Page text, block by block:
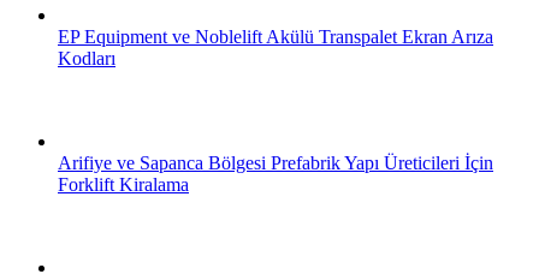
EP Equipment ve Noblelift Akülü Transpalet Ekran Arıza
Kodları
Arifiye ve Sapanca Bölgesi Prefabrik Yapı Üreticileri İçin
Forklift Kiralama